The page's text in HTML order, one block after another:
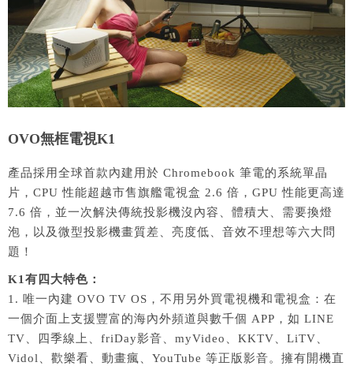
OVO無框電視K1
產品採用全球首款內建用於 Chromebook 筆電的系統單晶
片，CPU 性能超越市售旗艦電視盒 2.6 倍，GPU 性能更高達
7.6 倍，並一次解決傳統投影機沒內容、體積大、需要換燈
泡，以及微型投影機畫質差、亮度低、音效不理想等六大問
題！
K1有四大特色：
1. 唯一內建 OVO TV OS，不用另外買電視機和電視盒：在
一個介面上支援豐富的海內外頻道與數千個 APP，如 LINE
TV、四季線上、friDay影音、myVideo、KKTV、LiTV、
Vidol、歡樂看、動畫瘋、YouTube 等正版影音。擁有開機直